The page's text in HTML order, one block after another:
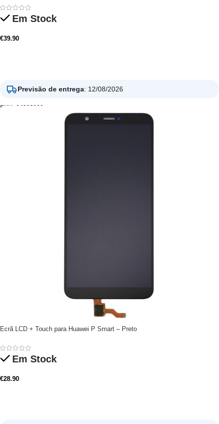
Em Stock
€39.90
Previsão de entrega: 12/08/2026
SKU: 34223889
Ecrã LCD + Touch para Huawei P Smart – Preto
Em Stock
€28.90